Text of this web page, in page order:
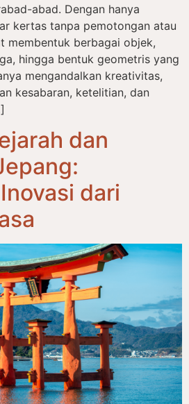
abad. Dengan hanya
kertas tanpa pemotongan atau
membentuk berbagai objek,
hingga bentuk geometris yang
mengandalkan kreativitas,
kesabaran, ketelitian, dan
dan
dari